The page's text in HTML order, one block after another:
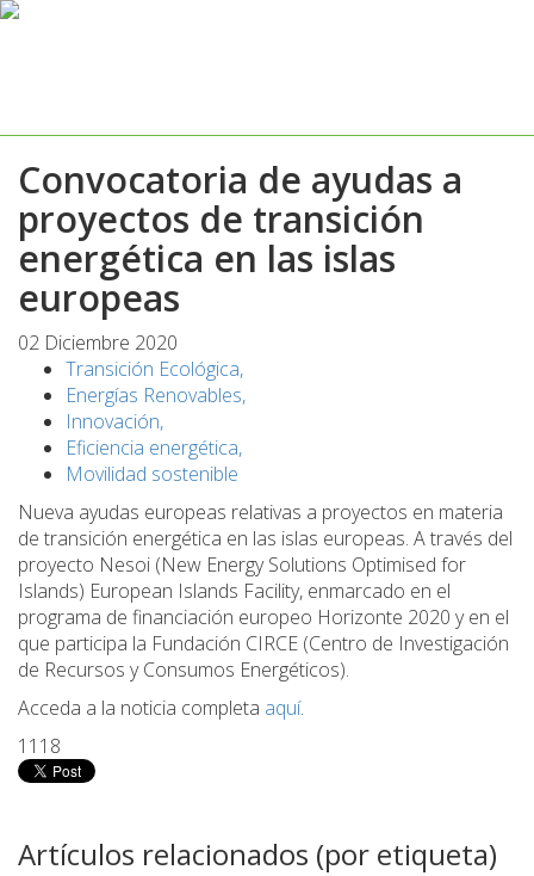
Convocatoria de ayudas a
proyectos de transición
energética en las islas
europeas
02 Diciembre 2020
Transición Ecológica,
Energías Renovables,
Innovación,
Eficiencia energética,
Movilidad sostenible
Nueva ayudas europeas relativas a proyectos en materia
de transición energética en las islas europeas. A través del
proyecto Nesoi (New Energy Solutions Optimised for
Islands) European Islands Facility, enmarcado en el
programa de financiación europeo Horizonte 2020 y en el
que participa la Fundación CIRCE (Centro de Investigación
de Recursos y Consumos Energéticos).
Acceda a la noticia completa aquí.
1118
Artículos relacionados (por etiqueta)